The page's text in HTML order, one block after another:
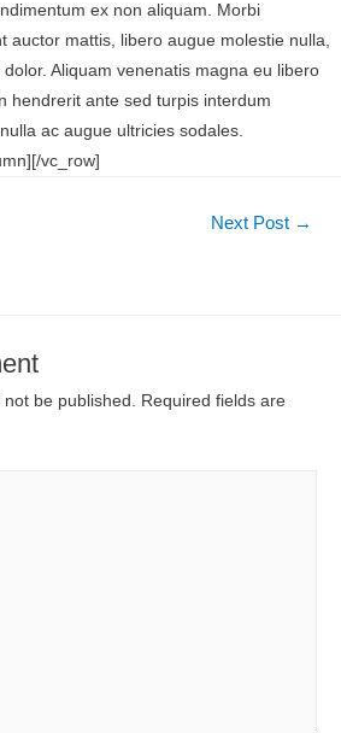
ex non aliquam. Morbi
auctor mattis, libero augue molestie nulla,
Aliquam venenatis magna eu libero
hendrerit ante sed turpis interdum
ac augue ultricies sodales.
vc_row]
Next Post →
be published.
Required fields are